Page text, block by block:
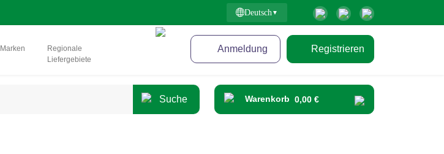
Deutsch
Marken
Regionale
Liefergebiete
Registrieren
Anmeldung
Warenkorb 0,00 €